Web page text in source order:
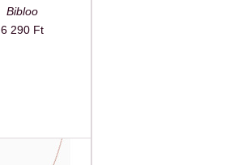
Bibloo
6 290 Ft